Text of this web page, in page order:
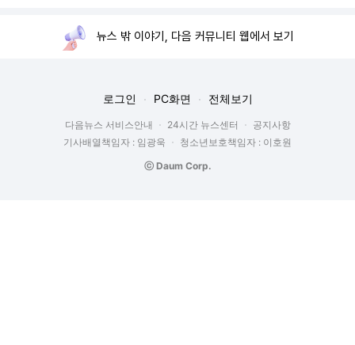
뉴스 밖 이야기, 다음 커뮤니티 웹에서 보기
로그인 PC화면 전체보기
다음뉴스 서비스안내 24시간 뉴스센터
공지사항
기사배열책임자 : 임광욱
청소년보호책임자 : 이호원
ⓒ Daum Corp.